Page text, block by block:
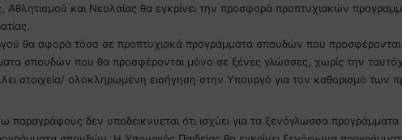
ι
:
Αθλητισμού και Νεολαίας θα εγκρίνει την προσφορά προπτυχιακών
θα αφορά τόσο σε προπτυχιακά προγράμματα σπουδών που προσφέρονται
σπουδών που θα προσφέρονται μόνο σε ξένες γλώσσες, χωρίς την
στοιχεία/ ολοκληρωμένη εισήγηση στην Υπουργό για τον καθορισμό
παραγράφους δεν υποδεικνυεται ότι ισχύει για τα ξενόγλωσσα